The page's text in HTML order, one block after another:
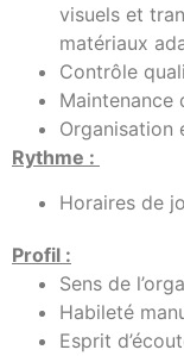
visuels et
matériaux
Contrôle
Maintenance
Organisation
Rythme :
Horaires de
Profil :
Sens de
Habileté
Esprit